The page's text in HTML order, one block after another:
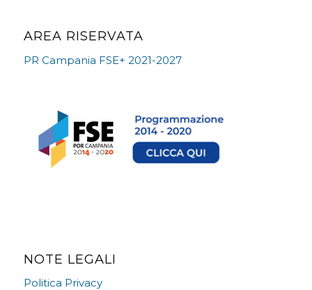
AREA RISERVATA
PR Campania FSE+ 2021-2027
NOTE LEGALI
Politica Privacy